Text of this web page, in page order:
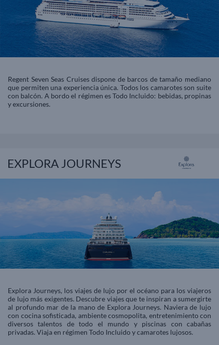
Regent Seven Seas Cruises dispone de barcos de tamaño mediano
que permiten una experiencia única. Todos los camarotes son suite
con balcón. A bordo el régimen es Todo Incluido: bebidas, propinas
y excursiones.
EXPLORA JOURNEYS
Explora Journeys, los viajes de lujo por el océano para los viajeros
de lujo más exigentes. Descubre viajes que te inspiran a sumergirte
al profundo mar de la mano de Explora Journeys. Naviera de lujo
con cocina sofisticada, ambiente cosmopolita, entretenimiento con
diversos talentos de todo el mundo y piscinas con cabañas
privadas. Viaja en régimen Todo Incluido y camarotes lujosos.